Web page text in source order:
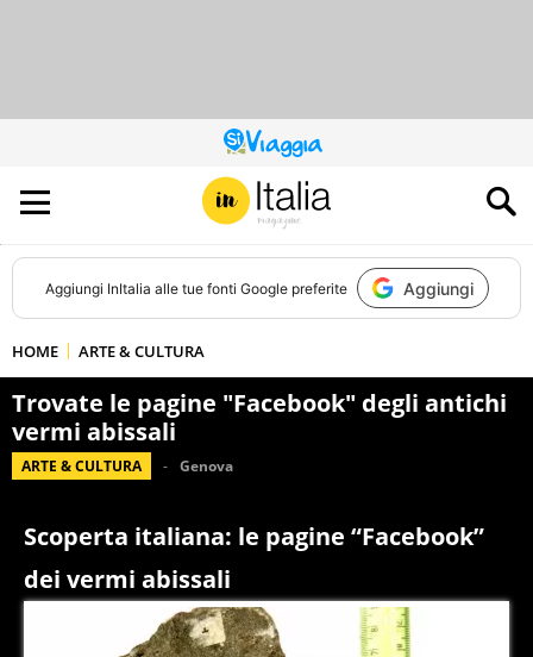
QUESTO
SITO
CONTRIBUISCE
ALL’AUDIENCE
DI
Aggiungi InItalia alle tue fonti Google preferite Aggiungi
HOME ARTE & CULTURA
Trovate le pagine "Facebook" degli antichi
vermi abissali
ARTE & CULTURA Genova
Scoperta italiana: le pagine “Facebook”
dei vermi abissali